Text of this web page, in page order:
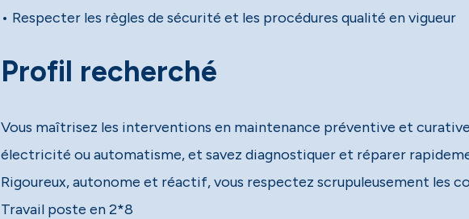
• Respecter les règles de sécurité et les procédures qualité en vigueur
Profil recherché
Vous maîtrisez les interventions en maintenance préventive et curative.
électricité ou automatisme, et savez diagnostiquer et réparer
Rigoureux, autonome et réactif, vous respectez scrupuleusement les
Travail poste en 2*8